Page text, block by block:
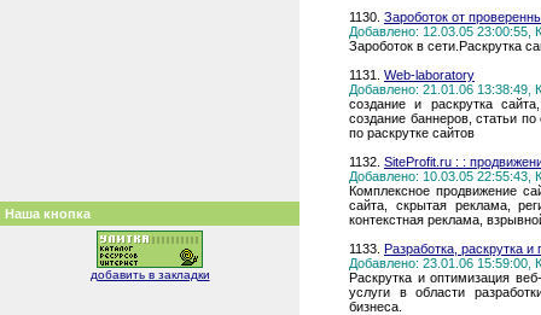
Наша кнопка
добавить в закладки
1130. Зароботок от
Добавлено: 12.03.05 23:00:55,
Зароботок в сети.Раскрутка
1131. Web-laboratory
Добавлено: 21.01.06 13:38:49,
создание и раскрутка
создание баннеров, статьи
по раскрутке сайтов
1132. SiteProfit.ru : :
Добавлено: 10.03.05 22:55:43,
Комплексное продвижение
сайта, скрытая реклама,
контекстная реклама,
1133. Разработка, раскрутка
Добавлено: 23.01.06 15:59:00,
Раскрутка и оптимизация
услуги в области
бизнеса.